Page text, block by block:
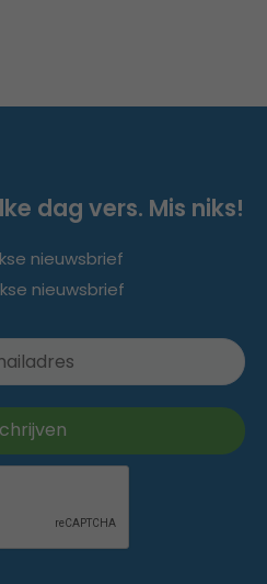
dag vers. Mis niks!
nieuwsbrief
nieuwsbrief